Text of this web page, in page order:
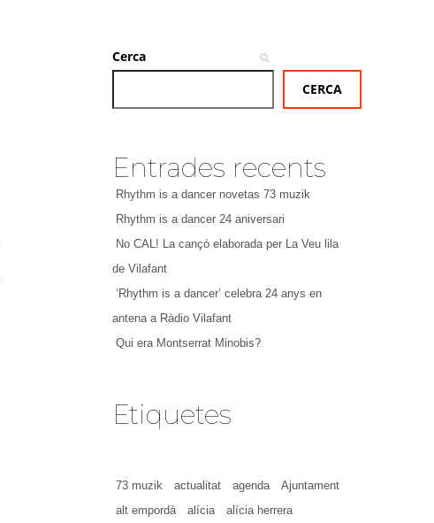
Cerca
CERCA
Entrades recents
Rhythm is a dancer novetas 73 muzik
Rhythm is a dancer 24 aniversari
No CAL! La cançó elaborada per La Veu lila
de Vilafant
‘Rhythm is a dancer’ celebra 24 anys en
antena a Ràdio Vilafant
Qui era Montserrat Minobis?
Etiquetes
73 muzik actualitat agenda
Ajuntament
alt empordà
alícia
alícia herrera